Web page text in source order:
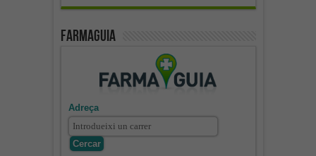
Farmaguia
Adreça